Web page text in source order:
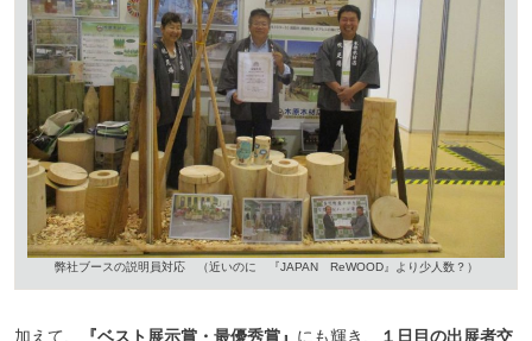
弊社ブースの説明員対応 （近いのに 『JAPAN ReWOOD』より少人数？）
加えて、 『ベスト展示賞・最優秀賞』 にも輝き、
１日目の出展者交